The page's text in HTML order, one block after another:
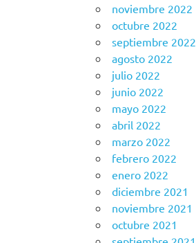
noviembre 2022
octubre 2022
septiembre 2022
agosto 2022
julio 2022
junio 2022
mayo 2022
abril 2022
marzo 2022
febrero 2022
enero 2022
diciembre 2021
noviembre 2021
octubre 2021